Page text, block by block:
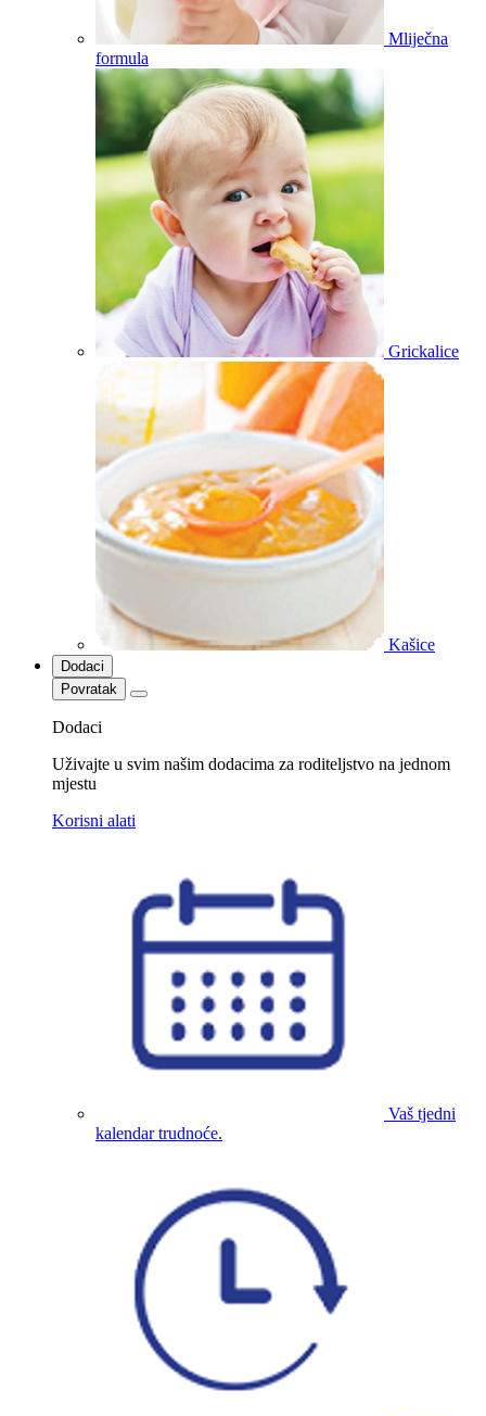
Mliječna
formula
Grickalice
Kašice
Dodaci
Povratak
Dodaci
Uživajte u svim našim dodacima za roditeljstvo na jednom
mjestu
Korisni alati
Vaš tjedni
kalendar trudnoće.